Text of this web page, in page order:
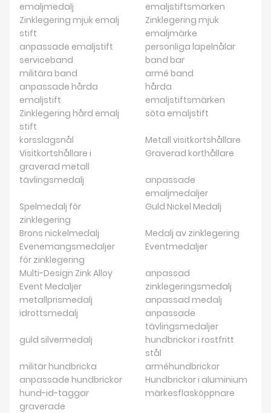
emaljmedalj
emaljstiftsmärken
Zinklegering mjuk emalj
stift
Zinklegering mjuk
emaljmärke
anpassade emaljstift
personliga lapelnålar
serviceband
band bar
militära band
armé band
anpassade hårda
emaljstift
hårda
emaljstiftsmärken
Zinklegering hård emalj
stift
söta emaljstift
korsslagsnål
Metall visitkortshållare
Visitkortshållare i
graverad metall
Graverad korthållare
tävlingsmedalj
anpassade
emaljmedaljer
Spelmedalj för
zinklegering
Guld Nickel Medalj
Brons nickelmedalj
Medalj av zinklegering
Evenemangsmedaljer
för zinklegering
Eventmedaljer
Multi-Design Zink Alloy
Event Medaljer
anpassad
zinklegeringsmedalj
metallprismedalj
anpassad medalj
idrottsmedalj
anpassade
tävlingsmedaljer
guld silvermedalj
hundbrickor i rostfritt
stål
militär hundbricka
arméhundbrickor
anpassade hundbrickor
Hundbrickor i aluminium
hund-id-taggar
graverade
märkesflasköppnare